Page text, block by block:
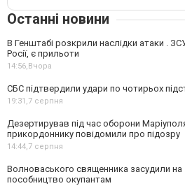
Останні новини
В Генштабі розкрили наслідки атаки .
Росії, є прильоти
14:56,Вчора
СБС підтвердили удари по чотирьох
19:31,7 серпня
Дезертирував під час оборони
прикордоннику повідомили про підозру
14:44,7 серпня
Волноваського священника засудили
пособництво окупантам